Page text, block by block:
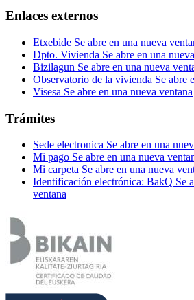
Enlaces externos
Etxebide Se abre en una nueva
Dpto. Vivienda Se abre en una
Bizilagun Se abre en una nueva
Observatorio de la vivienda Se abre
Visesa Se abre en una nueva ventana
Trámites
Sede electronica Se abre en una
Mi pago Se abre en una nueva
Mi carpeta Se abre en una nueva
Identificación electrónica: BakQ Se
ventana